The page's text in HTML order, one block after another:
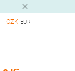
CZK EUR